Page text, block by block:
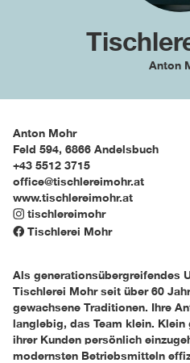
Anton
Anton Mohr
Feld 594, 6866 Andelsbuch
+43 5512 3715
office@tischlereimohr.at
www.tischlereimohr.at
tischlereimohr
Tischlerei Mohr
Als generationsübergreifendes
Tischlerei Mohr seit über 60
gewachsene Traditionen. Ihre
langlebig, das Team klein. Klein
ihrer Kunden persönlich
modernsten Betriebsmitteln